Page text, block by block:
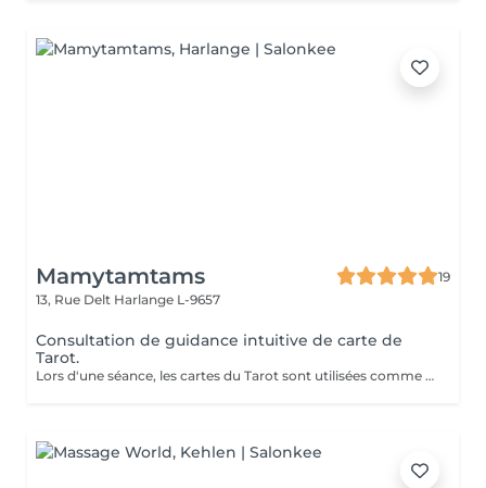
Mamytamtams
19
13, Rue Delt Harlange L-9657
Consultation de guidance intuitive de carte de
Tarot.
Lors d'une séance, les cartes du Tarot sont utilisées comme un outil de perception et d'intuition pour éclairer une situation de votre vie. Le tirage permet de mettre en lumière les énergies présentes, les blocages éventuels et les directions possibles. En une séance, vous pouvez poser une ou plusieurs questions précises afin d'obtenir une vision plus claire de votre chemin. Exemples de questions : Quelle direction prendre dans ma situation actuelle ? Que dois-je comprendre de cette période de ma vie ? Comment évoluer dans ma relation ? Qu'est-ce qui bloque mon avancée aujourd'hui ? Quelle énergie m'accompagne pour les prochains mois ? Les cartes n'imposent rien : elles révèlent des pistes, des prises de conscience et des possibilités. Une séance peut parfois apporter le déclic ou la compréhension qui change tout. Venez découvrir ce que les cartes ont à vous révéler.